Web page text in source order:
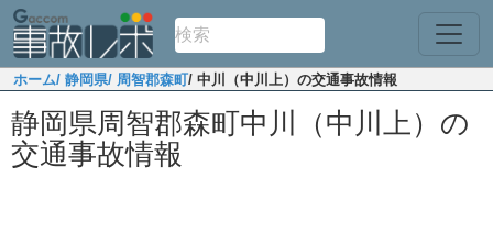
ホーム/ 静岡県/ 周智郡森町/ 中川（中川上）の交通事故情報
静岡県周智郡森町中川（中川上）の
交通事故情報